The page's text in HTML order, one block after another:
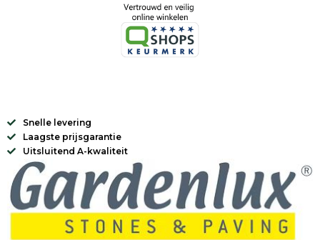
Snelle levering
Laagste prijsgarantie
Uitsluitend A-kwaliteit